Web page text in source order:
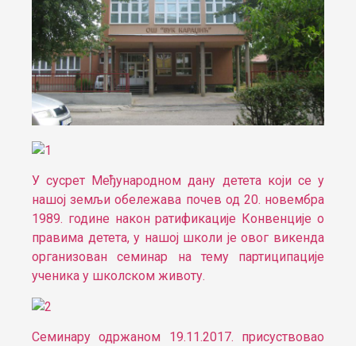
У сусрет Међународном дану детета који се у
нашој земљи обележава почев од 20. новембра
1989. године након ратификације Конвенције о
правима детета, у нашој школи је овог викенда
организован семинар на тему партиципације
ученика у школском животу.
Семинару одржаном 19.11.2017. присуствовао